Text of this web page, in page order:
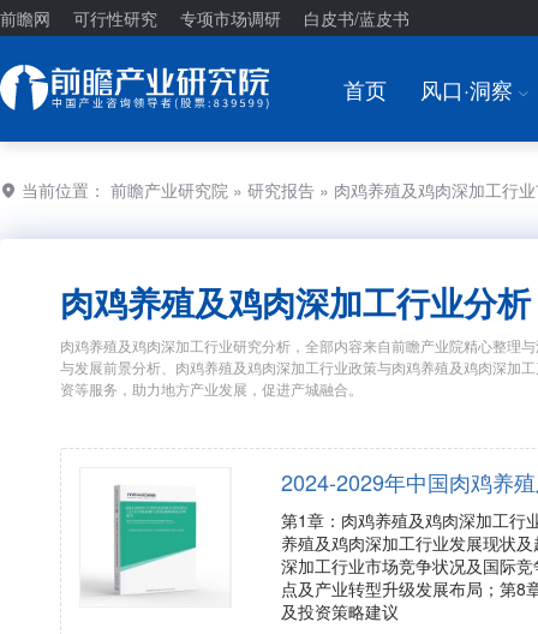
前瞻网 可行性研究 专项市场调研 白皮书/蓝皮书
首页 风口·洞察 I
当前位置： 前瞻产业研究院 » 研究报告 » 肉鸡养殖及鸡肉深加工行
肉鸡养殖及鸡肉深加工行业分析
肉鸡养殖及鸡肉深加工行业研究分析，全部内容来自前瞻产业院精心整理
与发展前景分析、肉鸡养殖及鸡肉深加工行业政策与肉鸡养殖及鸡肉深加
资等服务，助力地方产业发展，促进产城融合。
2024-2029年中国肉鸡养
第1章：肉鸡养殖及鸡肉深加工行
养殖及鸡肉深加工行业发展现状
深加工行业市场竞争状况及国际
点及产业转型升级发展布局；第8
及投资策略建议